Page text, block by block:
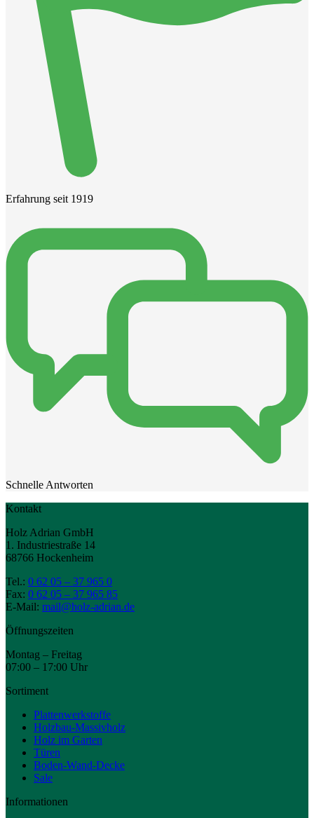
Erfahrung seit 1919
Schnelle Antworten
Kontakt
Holz Adrian GmbH
1. Industriestraße 14
68766 Hockenheim
Tel.: 0 62 05 – 37 965 0
Fax: 0 62 05 – 37 965 85
E-Mail: mail@holz-adrian.de
Öffnungszeiten
Montag – Freitag
07:00 – 17:00 Uhr
Sortiment
Plattenwerkstoffe
Holzbau-Massivholz
Holz im Garten
Türen
Boden-Wand-Decke
Sale
Informationen